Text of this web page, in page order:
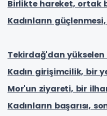
Birlikte hareket, ortak
Kadınların
Tekirdağ'dan yükselen
Kadın girişimcilik, bir
Mor'un ziyareti, bir
Kadınların başarısı,